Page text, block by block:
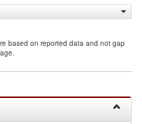
based on reported data and not gap